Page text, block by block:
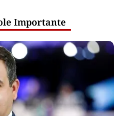
Importante